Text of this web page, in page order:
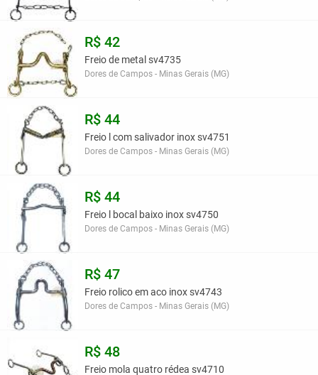
R$ 42
Freio de metal sv4735
Dores de Campos - Minas Gerais (MG)
R$ 44
Freio l com salivador inox sv4751
Dores de Campos - Minas Gerais (MG)
R$ 44
Freio l bocal baixo inox sv4750
Dores de Campos - Minas Gerais (MG)
R$ 47
Freio rolico em aco inox sv4743
Dores de Campos - Minas Gerais (MG)
R$ 48
Freio mola quatro rédea sv4710